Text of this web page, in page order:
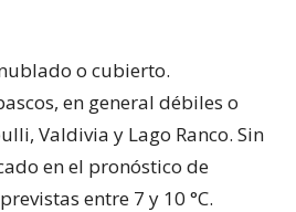
o cubierto.
en general débiles o
Valdivia y Lago Ranco. Sin
en el pronóstico de
entre 7 y 10 °C.